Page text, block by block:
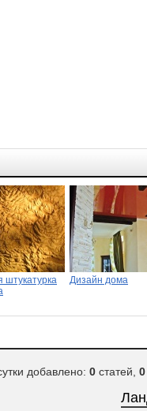
штукатурка
Дизайн дома
добавлено: 0 статей, 0